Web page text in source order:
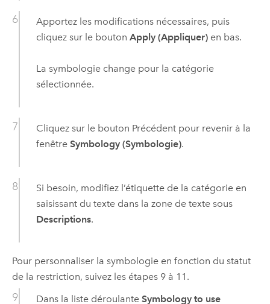
Apportez les modifications nécessaires, puis
cliquez sur le bouton Apply (Appliquer)en bas.
La symbologie change pour la catégorie
sélectionnée.
Cliquez sur le bouton Précédent pour revenir à la
fenêtre Symbology (Symbologie).
Si besoin, modifiez l’étiquette de la catégorie en
saisissant du texte dans la zone de texte sous
Descriptions.
Pour personnaliser la symbologie en fonction du statut
de la restriction, suivez les étapes 9 à 11.
Dans la liste déroulante Symbology to use